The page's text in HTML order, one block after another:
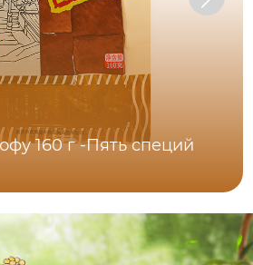
160 г -Пять специй